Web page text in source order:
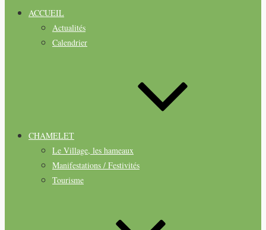
ACCUEIL
Actualités
Calendrier
CHAMELET
Le Village, les hameaux
Manifestations / Festivités
Tourisme